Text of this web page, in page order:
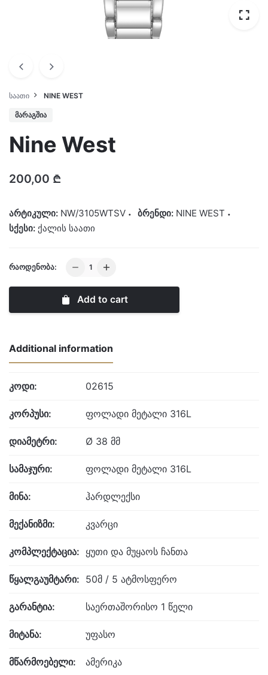
ᲡᲐᲐᲗᲘ NINE WEST
ᲛᲐᲠᲐᲒᲨᲘᲐ
Nine West
200,00 ₾
არტიკული: NW/3105WTSV ბრენდი: NINE WEST
სქესი: ქალის საათი
ᲠᲐᲝᲓᲔᲜᲝᲑᲐ:
Nine
quantity
Add to cart
Additional information
კოდი: 02615
კორპუსი: ფოლადი მეტალი 316L
დიამეტრი: Ø 38 მმ
სამაჯური: ფოლადი მეტალი 316L
მინა: ჰარდლექსი
მექანიზმი: კვარცი
კომპლექტაცია: ყუთი და მუყაოს ჩანთა
წყალგაუმტარი: 50მ / 5 ატმოსფერო
გარანტია: საერთაშორისო 1 წელი
მიტანა: უფასო
მწარმოებელი: ამერიკა